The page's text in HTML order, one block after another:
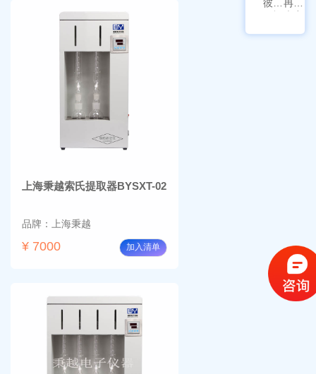
上海秉越索氏提取器BYSXT-02
品牌：上海秉越
¥ 7000 加入清单
彼爱
姆视
冉绘
大容